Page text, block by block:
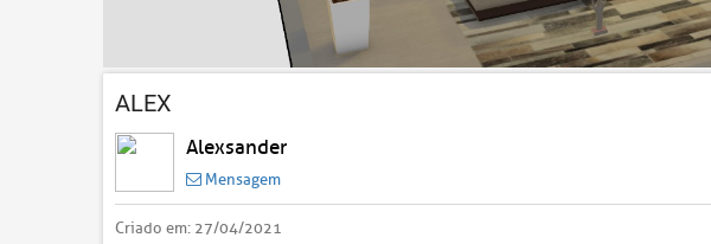
ALEX
Alexsander
Mensagem
Criado em: 27/04/2021